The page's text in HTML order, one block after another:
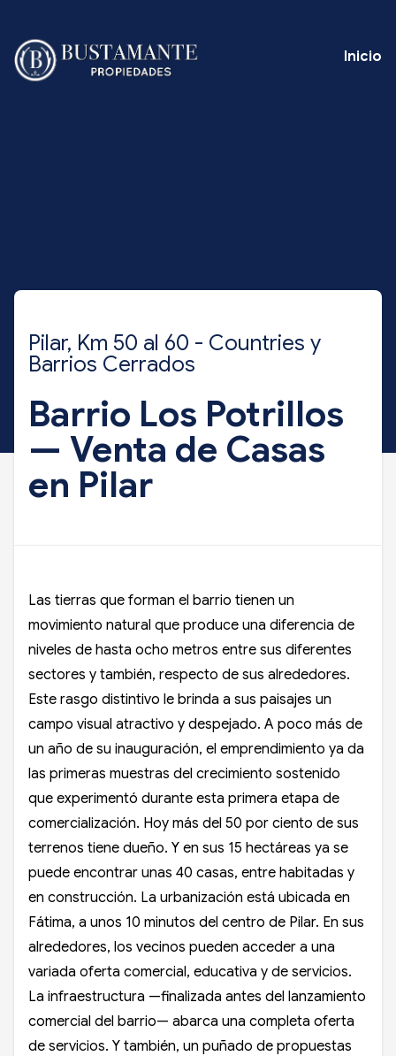
Inicio
Pilar, Km 50 al 60 - Countries y
Barrios Cerrados
Barrio Los Potrillos
— Venta de Casas
en Pilar
Las tierras que forman el barrio tienen un
movimiento natural que produce una diferencia de
niveles de hasta ocho metros entre sus diferentes
sectores y también, respecto de sus alrededores.
Este rasgo distintivo le brinda a sus paisajes un
campo visual atractivo y despejado. A poco más de
un año de su inauguración, el emprendimiento ya da
las primeras muestras del crecimiento sostenido
que experimentó durante esta primera etapa de
comercialización. Hoy más del 50 por ciento de sus
terrenos tiene dueño. Y en sus 15 hectáreas ya se
puede encontrar unas 40 casas, entre habitadas y
en construcción. La urbanización está ubicada en
Fátima, a unos 10 minutos del centro de Pilar. En sus
alrededores, los vecinos pueden acceder a una
variada oferta comercial, educativa y de servicios.
La infraestructura —finalizada antes del lanzamiento
comercial del barrio— abarca una completa oferta
de servicios. Y también, un puñado de propuestas